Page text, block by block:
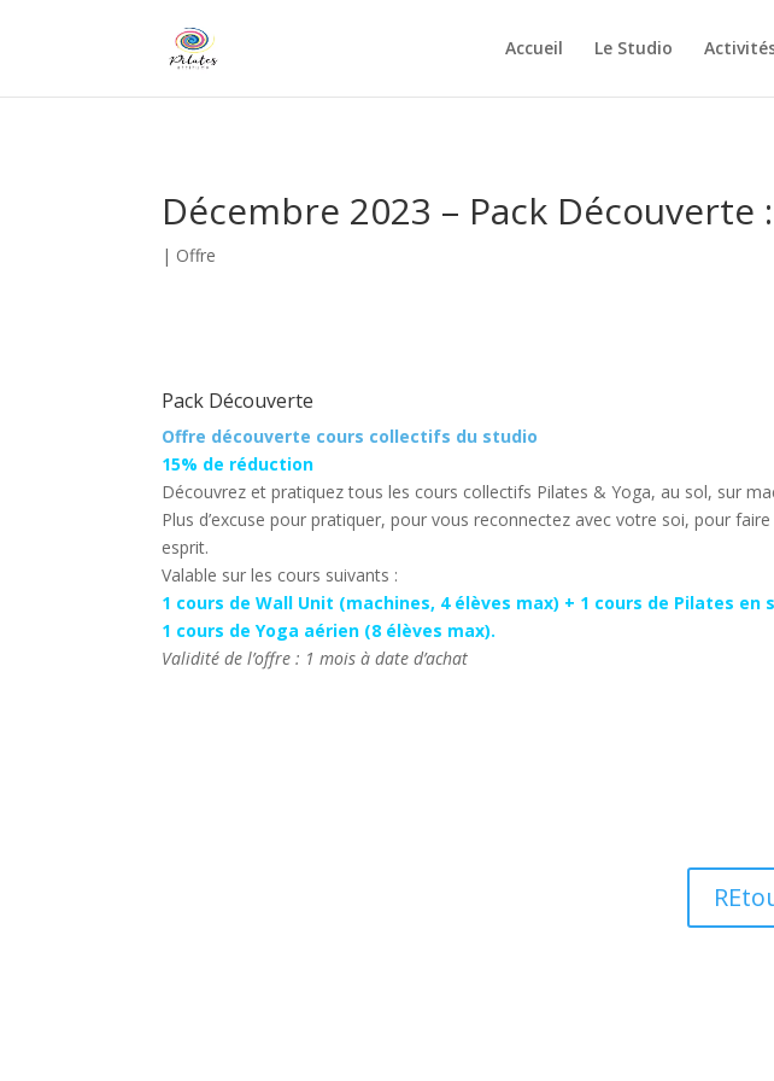
Accueil Le Studio
Décembre 2023 – Pack Découverte
| Offre
Pack Découverte
Offre découverte cours collectifs du studio
15% de réduction
Découvrez et pratiquez tous les cours collectifs Pilates & Yoga, au sol, sur
Plus d’excuse pour pratiquer, pour vous reconnectez avec votre soi, pour
esprit.
Valable sur les cours suivants :
1 cours de Wall Unit (machines, 4 élèves max) + 1 cours de Pilates en
1 cours de Yoga aérien (8 élèves max).
Validité de l’offre : 1 mois à date d’achat